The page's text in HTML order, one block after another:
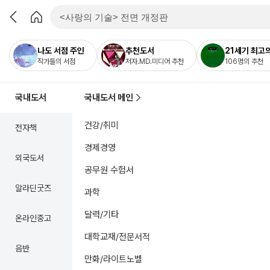
나도 서점 주인
작가들의 서점
추천도서
저자.MD.미디어 추천
21세기 최고
106명의 추천
국내도서
전자책
외국도서
알라딘굿즈
온라인중고
음반
국내도서 메인
건강/취미
경제경영
공무원 수험서
과학
달력/기타
대학교재/전문서적
만화/라이트노벨